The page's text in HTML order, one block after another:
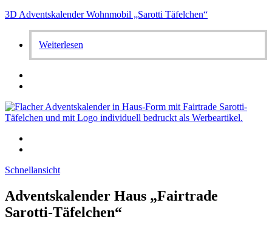
3D Adventskalender Wohnmobil „Sarotti Täfelchen“
Weiterlesen
Schnellansicht
Adventskalender Haus „Fairtrade
Sarotti-Täfelchen“